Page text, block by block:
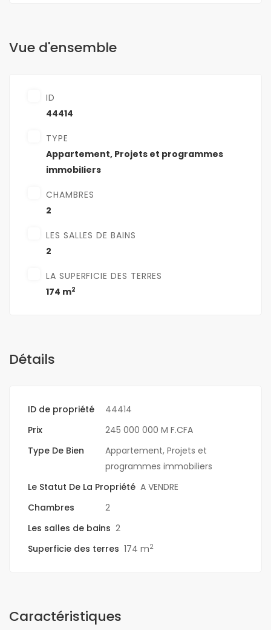
Vue d'ensemble
ID
44414
TYPE
Appartement, Projets et programmes
immobiliers
CHAMBRES
2
LES SALLES DE BAINS
2
LA SUPERFICIE DES TERRES
174 m2
Détails
ID de propriété
44414
Prix
245 000 000 M F.CFA
Type De Bien
Appartement, Projets et
programmes immobiliers
Le Statut De La Propriété A VENDRE
Chambres
2
Les salles de bains 2
Superficie des terres 174 m2
Caractéristiques